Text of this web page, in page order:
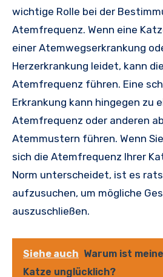
wichtige Rolle bei der
Atemfrequenz. Wenn eine
einer Atemwegserkrankung
Herzerkrankung leidet, kann
Atemfrequenz führen. Eine
Erkrankung kann hingegen zu
Atemfrequenz oder anderen
Atemmustern führen. Wenn
sich die Atemfrequenz Ihrer
Norm unterscheidet, ist es
aufzusuchen, um mögliche
auszuschließen.
Siehe auch Warum ist meine
Katze unglücklich?